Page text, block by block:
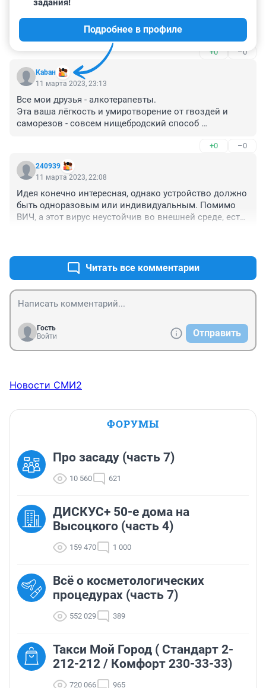
Следующая статья будет - бутылкатерапия. Как я сел
на бутылку, чтобы разобраться в себе
+0 –0
Каbан
задания!
Подробнее в профиле
11 марта 2023, 23:13
Все мои друзья - алкотерапевты.
Эта ваша лёгкость и умиротворение от гвоздей и
саморезов - совсем нищебродский способ
+0 –0
240939
11 марта 2023, 22:08
Идея конечно интересная, однако устройство должно
быть одноразовым или индивидуальным. Помимо
ВИЧ, а этот вирус неустойчив во внешней среде, есть
Читать все комментарии
Гость
Войти
Отправить
Новости СМИ2
ФОРУМЫ
Про засаду (часть 7)
10 560 621
ДИСКУС+ 50-е дома на
Высоцкого (часть 4)
159 470 1 000
Всё о косметологических
процедурах (часть 7)
552 029 389
Такси Мой Город ( Стандарт 2-
212-212 / Комфорт 230-33-33)
720 066 965